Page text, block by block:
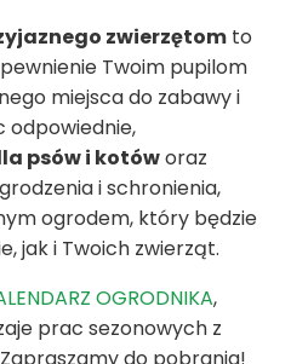
zwierzętom to
Twoim pupilom
miejsca do zabawy i
odpowiednie,
psów i kotóworaz
i schronienia,
ogrodem, który będzie
jak i Twoich zwierząt.
OGRODNIKA,
prac sezonowych z
do pobrania!